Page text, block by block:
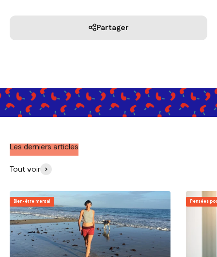
Partager
Les derniers articles
Tout voir
Bien-être mental Pensées